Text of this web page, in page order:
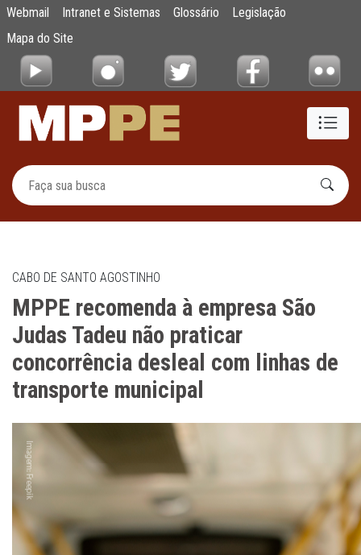
Pular para o Conteúdo principal
MPPE recomenda à empresa São Judas
Webmail Intranet e Sistemas Glossário
Legislação
Mapa do Site
CABO DE SANTO AGOSTINHO
MPPE recomenda à empresa São
Judas Tadeu não praticar
concorrência desleal com linhas de
transporte municipal